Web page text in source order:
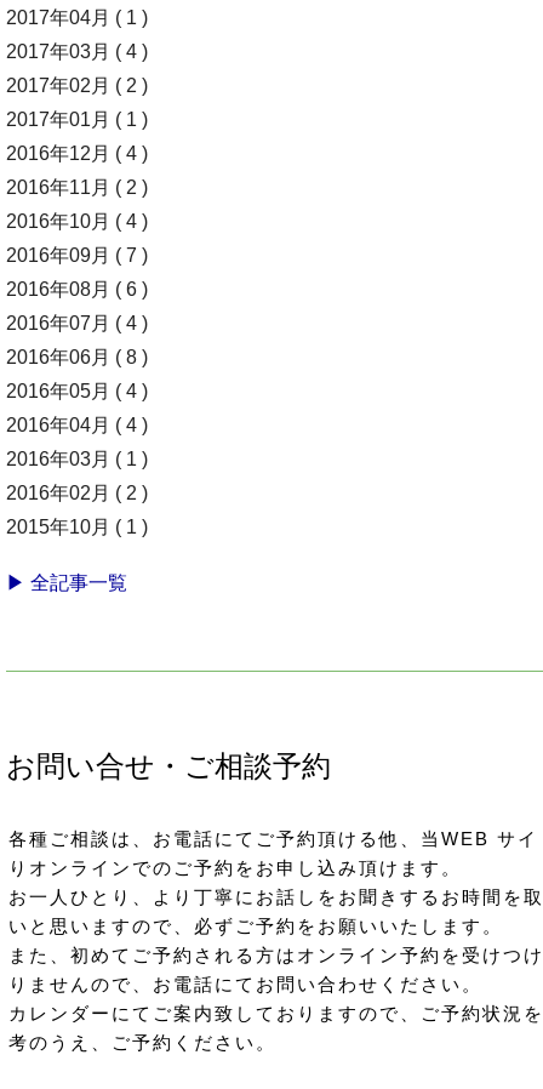
2017年04月 ( 1 )
2017年03月 ( 4 )
2017年02月 ( 2 )
2017年01月 ( 1 )
2016年12月 ( 4 )
2016年11月 ( 2 )
2016年10月 ( 4 )
2016年09月 ( 7 )
2016年08月 ( 6 )
2016年07月 ( 4 )
2016年06月 ( 8 )
2016年05月 ( 4 )
2016年04月 ( 4 )
2016年03月 ( 1 )
2016年02月 ( 2 )
2015年10月 ( 1 )
▶ 全記事一覧
お問い合せ・ご相談予約
各種ご相談は、お電話にてご予約頂ける他、当WEB サイ
りオンラインでのご予約をお申し込み頂けます。
お一人ひとり、より丁寧にお話しをお聞きするお時間を
いと思いますので、必ずご予約をお願いいたします。
また、初めてご予約される方はオンライン予約を受けつ
りませんので、お電話にてお問い合わせください。
カレンダーにてご案内致しておりますので、ご予約状況
考のうえ、ご予約ください。